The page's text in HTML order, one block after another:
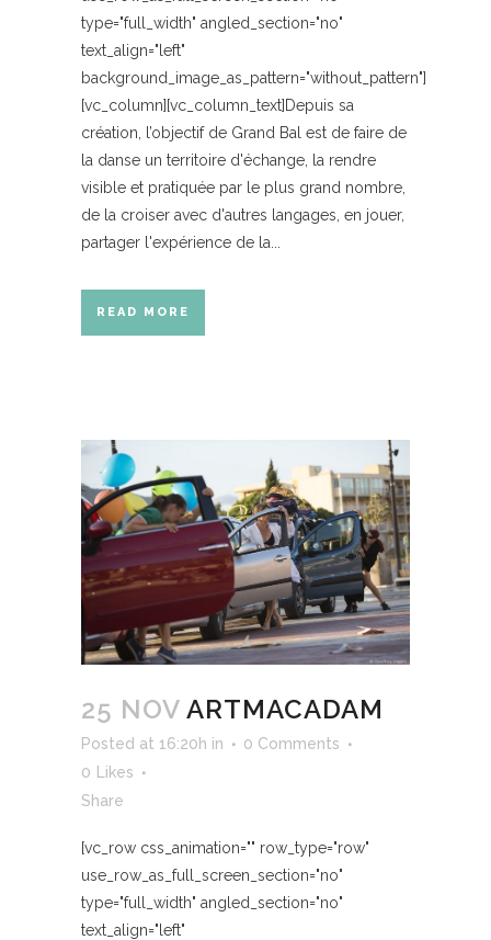
type="full_width" angled_section="no"
text_align="left"
background_image_as_pattern="without_pattern"]
[vc_column][vc_column_text]Depuis sa
création, l’objectif de Grand Bal est de faire de
la danse un territoire d'échange, la rendre
visible et pratiquée par le plus grand nombre,
de la croiser avec d'autres langages, en jouer,
partager l'expérience de la...
READ MORE
25 NOV ARTMACADAM
Posted at 16:20h in
0 Comments
0
Likes
Share
[vc_row css_animation="" row_type="row"
use_row_as_full_screen_section="no"
type="full_width" angled_section="no"
text_align="left"